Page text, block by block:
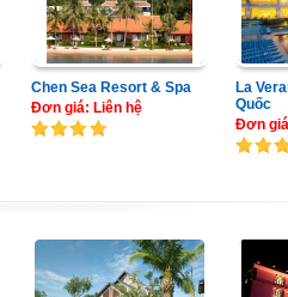
Chen Sea Resort & Spa
Đơn giá: Liên hệ
La
Quốc
Đơn